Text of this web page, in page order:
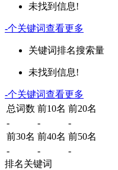
未找到信息!
-个关键词查看更多
关键词排名搜索量
未找到信息!
-个关键词查看更多
总词数 前10名 前20名
-
-
-
前30名 前40名 前50名
-
-
-
排名关键词